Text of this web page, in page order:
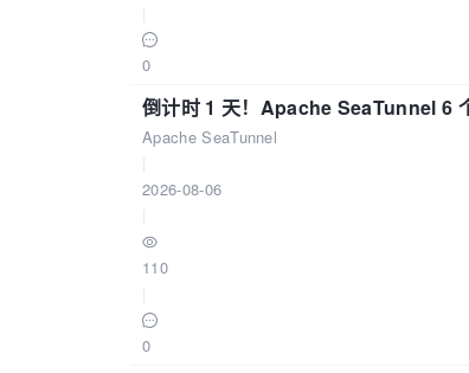
0
倒计时 1 天！Apache SeaTunnel 6
Apache SeaTunnel
2026-08-06
110
0